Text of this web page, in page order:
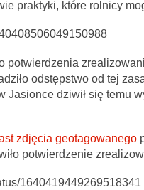
praktyki, które rolnicy
potwierdzenia
odstępstwo od tej
dziwił się temu
zdjęcia geotagowanego
potwierdzenie
1640419449269518341